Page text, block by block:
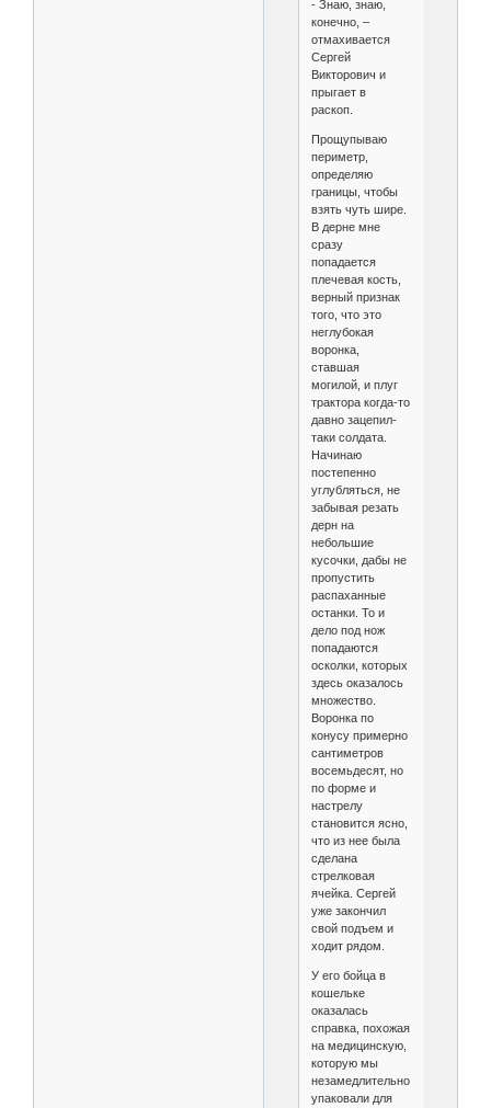
- Знаю, знаю,
конечно, –
отмахивается
Сергей
Викторович и
прыгает в
раскоп.
Прощупываю
периметр,
определяю
границы, чтобы
взять чуть шире.
В дерне мне
сразу
попадается
плечевая кость,
верный признак
того, что это
неглубокая
воронка,
ставшая
могилой, и плуг
трактора когда-то
давно зацепил-
таки солдата.
Начинаю
постепенно
углубляться, не
забывая резать
дерн на
небольшие
кусочки, дабы не
пропустить
распаханные
останки. То и
дело под нож
попадаются
осколки, которых
здесь оказалось
множество.
Воронка по
конусу примерно
сантиметров
восемьдесят, но
по форме и
настрелу
становится ясно,
что из нее была
сделана
стрелковая
ячейка. Сергей
уже закончил
свой подъем и
ходит рядом.
У его бойца в
кошельке
оказалась
справка, похожая
на медицинскую,
которую мы
незамедлительно
упаковали для